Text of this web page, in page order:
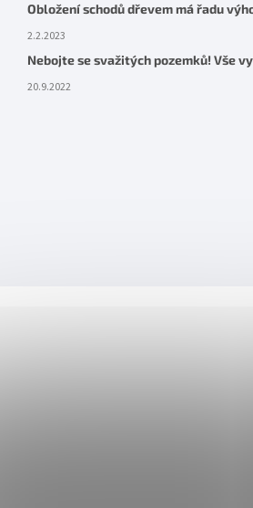
Obložení schodů dřevem má řadu
2.2.2023
Nebojte se svažitých pozemků! Vše
20.9.2022